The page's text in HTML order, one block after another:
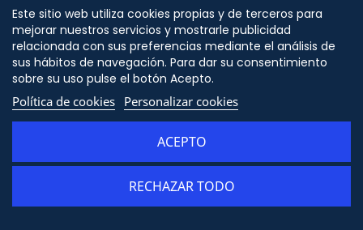
AÑADIR AL CARRITO
Seguridad
Este sitio web utiliza cookies propias y de terceros para
mejorar nuestros servicios y mostrarle publicidad
relacionada con sus preferencias mediante el análisis de
sus hábitos de navegación. Para dar su consentimiento
sobre su uso pulse el botón Acepto.
Política de cookies Personalizar cookies
RECHAZAR TODO
ACEPTO
Síguenos en